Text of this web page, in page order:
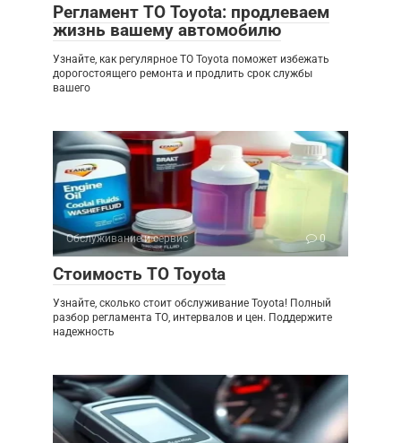
Регламент ТО Toyota: продлеваем
жизнь вашему автомобилю
Узнайте, как регулярное ТО Toyota поможет избежать
дорогостоящего ремонта и продлить срок службы
вашего
Обслуживание и сервис 0
Стоимость ТО Toyota
Узнайте, сколько стоит обслуживание Toyota! Полный
разбор регламента ТО, интервалов и цен. Поддержите
надежность